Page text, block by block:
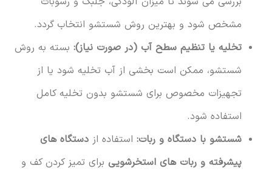
مشخص شود و بهترین روش شستشو انتخاب گردد.
تخلیه یا تنظیم سطح آب (در صورت نیاز):بسته به روش
شستشو، ممکن است بخشی از آب تخلیه شود یا از
تجهیزات مخصوص برای شستشو بدون تخلیه کامل
استفاده شود.
شستشو با دستگاه و ربات:استفاده از دستگاه های
پیشرفته و ربات های استخرشوییبرای تمیز کردن کف و